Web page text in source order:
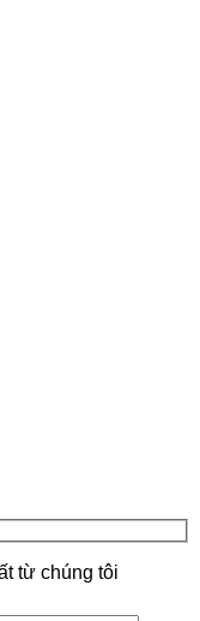
từ chúng tôi